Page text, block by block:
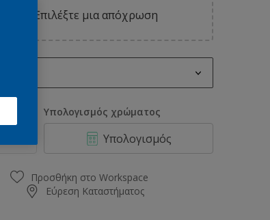
Επιλέξτε μια απόχρωση
Υπολογισμός χρώματος
Υπολογισμός
Προσθήκη στο Workspace
Εύρεση Καταστήματος